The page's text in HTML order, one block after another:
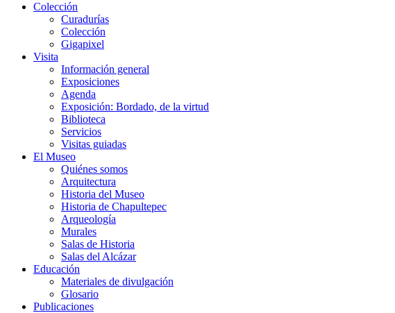
Colección
Curadurías
Colección
Gigapixel
Visita
Información general
Exposiciones
Agenda
Exposición: Bordado, de la virtud
Biblioteca
Servicios
Visitas guiadas
El Museo
Quiénes somos
Arquitectura
Historia del Museo
Historia de Chapultepec
Arqueología
Murales
Salas de Historia
Salas del Alcázar
Educación
Materiales de divulgación
Glosario
Publicaciones